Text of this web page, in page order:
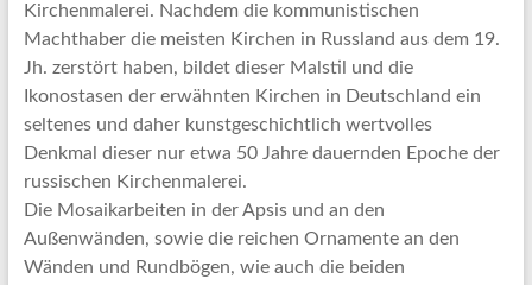
Kirchenmalerei. Nachdem die kommunistischen
Machthaber die meisten Kirchen in Russland aus dem 19.
Jh. zerstört haben, bildet dieser Malstil und die
Ikonostasen der erwähnten Kirchen in Deutschland ein
seltenes und daher kunstgeschichtlich wertvolles
Denkmal dieser nur etwa 50 Jahre dauernden Epoche der
russischen Kirchenmalerei.
Die Mosaikarbeiten in der Apsis und an den
Außenwänden, sowie die reichen Ornamente an den
Wänden und Rundbögen, wie auch die beiden